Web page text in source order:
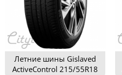
Летние шины Gislaved
ActiveControl 215/55R18